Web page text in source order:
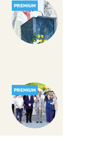
PREMIUM
PREMIUM